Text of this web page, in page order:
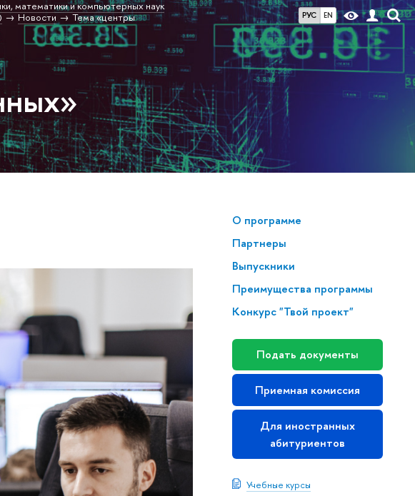
РУС EN
математики и компьютерных наук
Новости
Тема «центры
О программе
Партнеры
Выпускники
Преимущества программы
Конкурс "Твой проект"
Подать документы
Приемная комиссия
Для иностранных
абитуриентов
Учебные курсы